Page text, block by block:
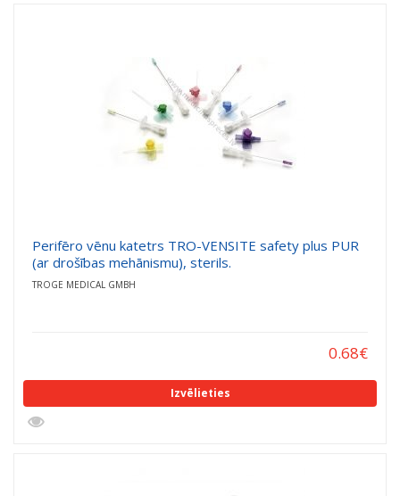
Perifēro vēnu katetrs TRO-VENSITE safety plus PUR
(ar drošības mehānismu), sterils.
TROGE MEDICAL GMBH
0.68€
Izvēlieties